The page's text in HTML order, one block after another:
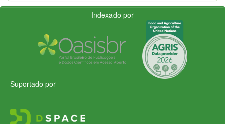
Indexado por
Suportado por